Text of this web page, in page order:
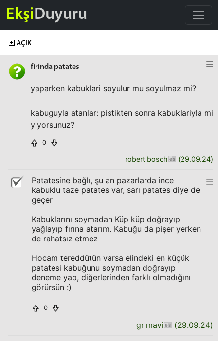
EkşiDuyuru
AÇIK
firinda patates
yaparken kabuklari soyulur mu soyulmaz mi?
kabuguyla atanlar: pistikten sonra kabuklariyla mi
yiyorsunuz?
0
robert bosch (29.09.24)
Patatesine bağlı, şu an pazarlarda ince
kabuklu taze patates var, sarı patates diye de
geçer
Kabuklarını soymadan Küp küp doğrayıp
yağlayıp fırına atarım. Kabuğu da pişer yerken
de rahatsız etmez
Hocam tereddütün varsa elindeki en küçük
patatesi kabuğunu soymadan doğrayıp
deneme yap, diğerlerinden farklı olmadığını
görürsün :)
0
grimavi (29.09.24)